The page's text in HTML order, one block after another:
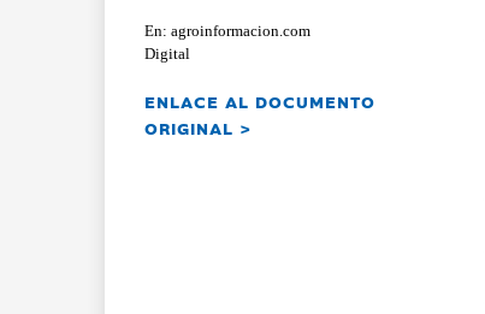
En: agroinformacion.com
Digital
ENLACE AL DOCUMENTO
ORIGINAL >